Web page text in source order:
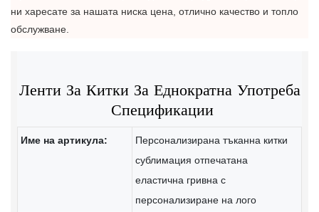
ни харесате за нашата ниска цена, отлично качество и топло
обслужване.
Ленти За Китки За Еднократна Употреба
Спецификации
Име на артикула:
Персонализирана тъканна китки
сублимация отпечатана
еластична гривна с
персонализиране на лого